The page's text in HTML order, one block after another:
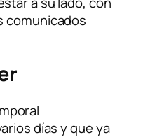
comunicados
días y que ya